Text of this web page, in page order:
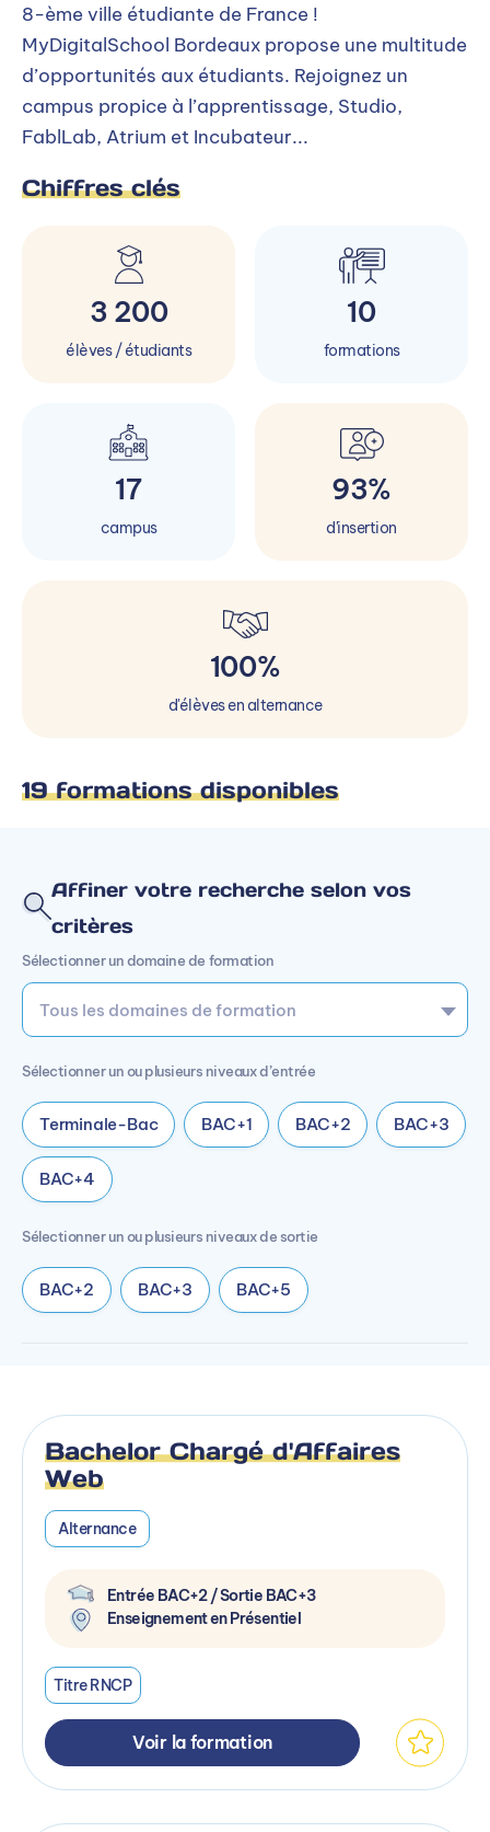
8-ème ville étudiante de France !
MyDigitalSchool Bordeaux propose une multitude
d’opportunités aux étudiants. Rejoignez un
campus propice à l’apprentissage, Studio,
FablLab, Atrium et Incubateur...
Chiffres clés
3 200
élèves / étudiants
10
formations
17
campus
93%
d'insertion
100%
d'élèves en alternance
19 formations disponibles
Affiner votre recherche selon vos
critères
Sélectionner un domaine de formation
Sélectionner un ou plusieurs niveaux d’entrée
Terminale-Bac BAC+1 BAC+2 BAC+3
BAC+4
Sélectionner un ou plusieurs niveaux de sortie
BAC+2 BAC+3 BAC+5
Bachelor Chargé d'Affaires
Web
Alternance
Entrée BAC+2 / Sortie BAC+3
Enseignement en Présentiel
Titre RNCP
Voir la formation